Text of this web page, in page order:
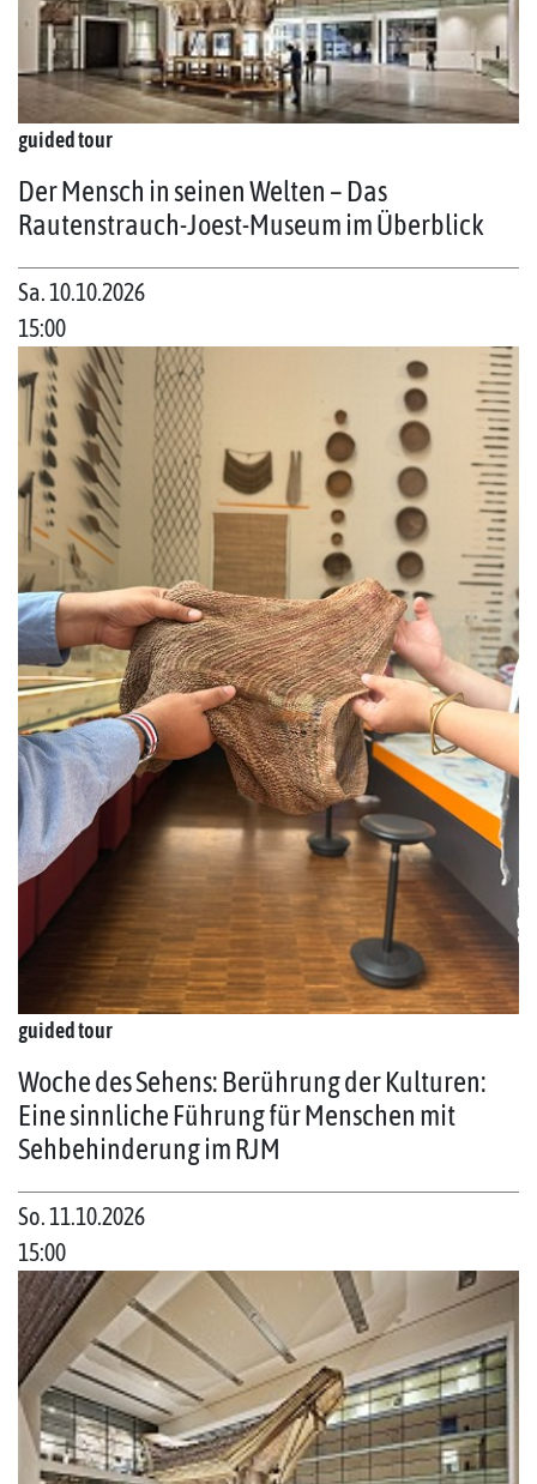
guided tour
Der Mensch in seinen Welten – Das
Rautenstrauch-Joest-Museum im Überblick
Sa. 10.10.2026
15:00
guided tour
Woche des Sehens: Berührung der Kulturen:
Eine sinnliche Führung für Menschen mit
Sehbehinderung im RJM
So. 11.10.2026
15:00